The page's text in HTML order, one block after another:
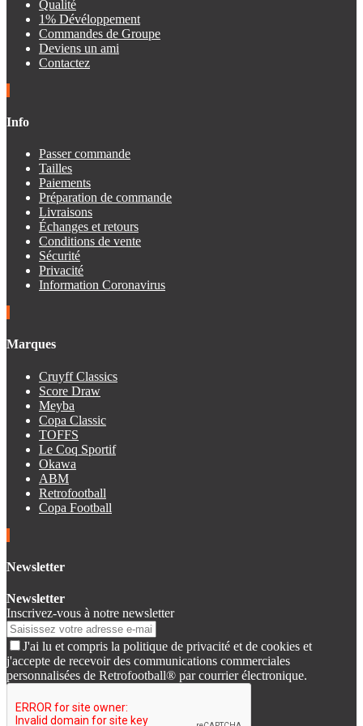
Qualité
1% Dévéloppement
Commandes de Groupe
Deviens un ami
Contactez
Info
Passer commande
Tailles
Paiements
Préparation de commande
Livraisons
Échanges et retours
Conditions de vente
Sécurité
Privacité
Information Coronavirus
Marques
Cruyff Classics
Score Draw
Meyba
Copa Classic
TOFFS
Le Coq Sportif
Okawa
ABM
Retrofootball
Copa Football
Newsletter
Newsletter
Inscrivez-vous à notre newsletter
J'ai lu et compris la politique de privacité et de cookies et
j'accepte de recevoir des communications commerciales
personnalisées de Retrofootball® par courrier électronique.